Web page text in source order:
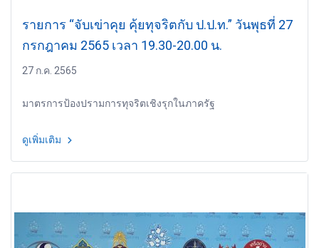
รายการ “จับเข่าคุย คุ้ยทุจริตกับ ป.ป.ท.” วันพุธที่ 27
กรกฎาคม 2565 เวลา 19.30-20.00 น.
27 ก.ค. 2565
มาตรการป้องปรามการทุจริตเชิงรุกในภาครัฐ
ดูเพิ่มเติม